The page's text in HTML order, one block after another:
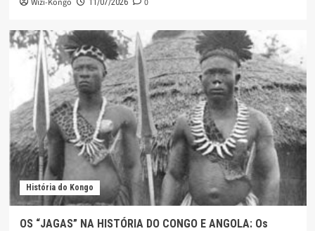
História do Kongo
OS “JAGAS” NA HISTÓRIA DO CONGO E ANGOLA: Os